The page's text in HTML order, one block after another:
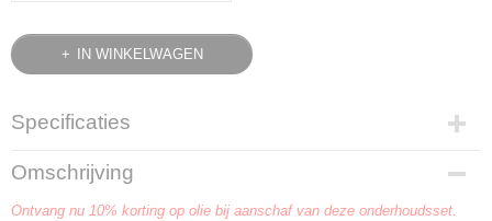
IN WINKELWAGEN
Specificaties
Bruto gewicht
0,95 Kg
Omschrijving
Ontvang nu 10% korting op olie bij aanschaf van deze onderhoudsset.